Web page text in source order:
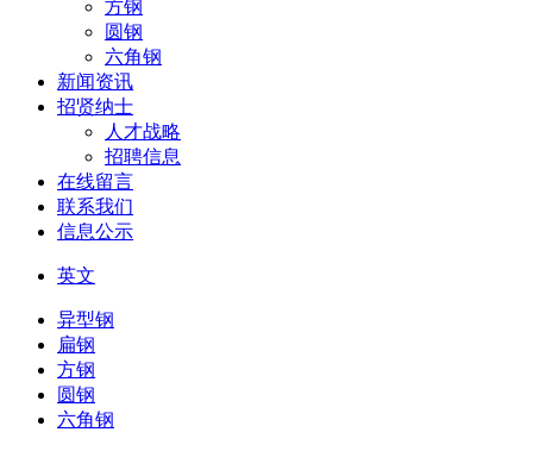
方钢
圆钢
六角钢
新闻资讯
招贤纳士
人才战略
招聘信息
在线留言
联系我们
信息公示
英文
异型钢
扁钢
方钢
圆钢
六角钢